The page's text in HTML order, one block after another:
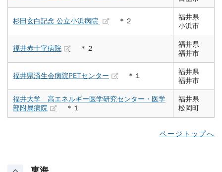
杉田玄白記念 公立小浜病院 ＊２
福井県
小浜市
福井赤十字病院 ＊２
福井県
福井市
福井県済生会病院PETセンター ＊１
福井県
福井市
福井大学 高エネルギー医学研究センター・医学
部附属病院
＊１
福井県
松岡町
ページトップへ